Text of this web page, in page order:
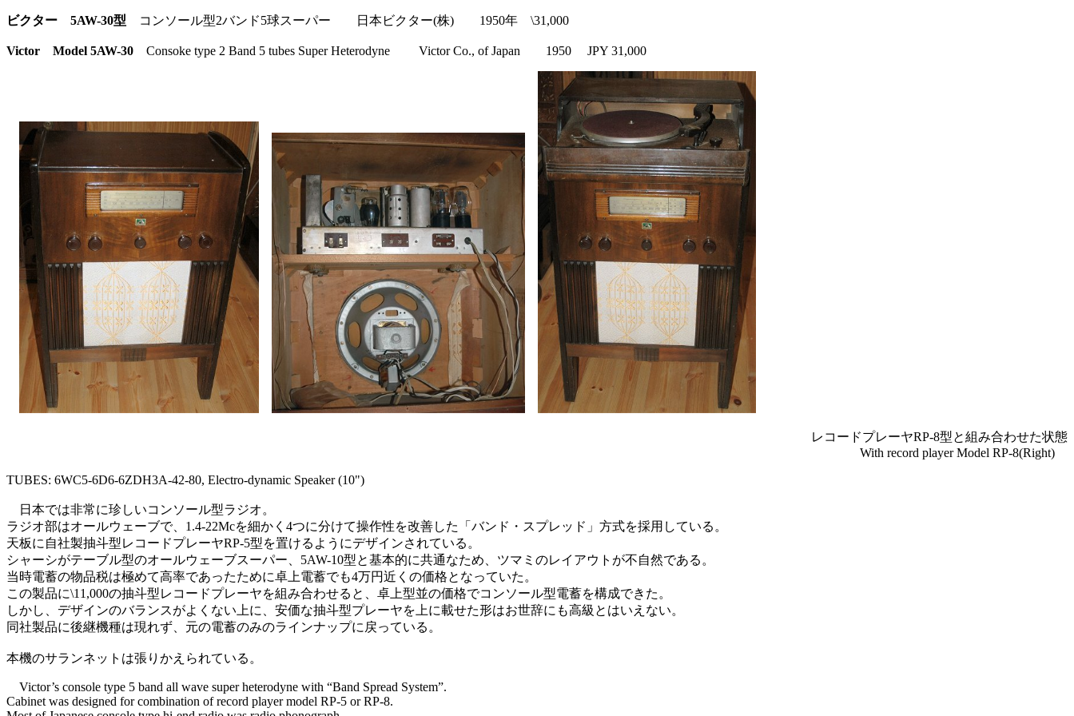
ビクター 5AW-30型 コンソール型2バンド5球スーパー 日本ビクター(株) 1950年 \31,000
Victor Model 5AW-30 Consoke type 2 Band 5 tubes Super Heterodyne Victor Co., of Japan 1950 JPY 31,000
レコードプレーヤRP-8型と組み合わせた状態
With record player Model RP-8(Right)
TUBES: 6WC5-6D6-6ZDH3A-42-80, Electro-dynamic Speaker (10")
日本では非常に珍しいコンソール型ラジオ。
ラジオ部はオールウェーブで、1.4-22Mcを細かく4つに分けて操作性を改善した「バンド・スプレッド」方式を採用している。
天板に自社製抽斗型レコードプレーヤRP-5型を置けるようにデザインされている。
シャーシがテーブル型のオールウェーブスーパー、5AW-10型と基本的に共通なため、ツマミのレイアウトが不自然である。
当時電蓄の物品税は極めて高率であったために卓上電蓄でも4万円近くの価格となっていた。
この製品に\11,000の抽斗型レコードプレーヤを組み合わせると、卓上型並の価格でコンソール型電蓄を構成できた。
しかし、デザインのバランスがよくない上に、安価な抽斗型プレーヤを上に載せた形はお世辞にも高級とはいえない。
同社製品に後継機種は現れず、元の電蓄のみのラインナップに戻っている。
本機のサランネットは張りかえられている。
Victor’s console type 5 band all wave super heterodyne with “Band Spread System”.
Cabinet was designed for combination of record player model RP-5 or RP-8.